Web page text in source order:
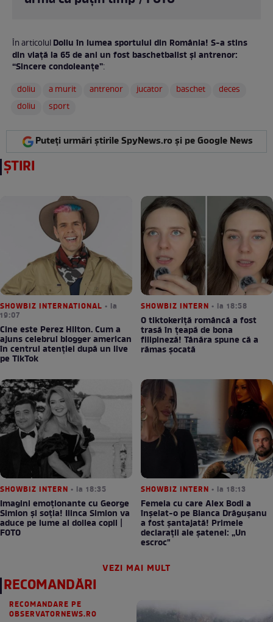
În articolulDoliu în lumea sportului din România! S-a stins
din viață la 65 de ani un fost baschetbalist și antrenor:
“Sincere condoleanțe”:
doliu
a murit antrenor jucator baschet
deces
doliu
sport
Puteți urmări știrile SpyNews.ro și pe Google News
ȘTIRI
SHOWBIZ INTERNATIONAL • la
19:07
Cine este Perez Hilton. Cum a
ajuns celebrul blogger american
în centrul atenției după un live
pe TikTok
SHOWBIZ INTERN • la 18:58
O tiktokeriță româncă a fost
trasă în țeapă de bona
filipineză! Tânăra spune că a
rămas șocată
SHOWBIZ INTERN • la 18:35
Imagini emoționante cu George
Simion și soția! Ilinca Simion va
aduce pe lume al doilea copil |
FOTO
SHOWBIZ INTERN • la 18:13
Femeia cu care Alex Bodi a
înșelat-o pe Bianca Drăgușanu
a fost șantajată! Primele
declarații ale șatenei: „Un
escroc"
VEZI MAI MULT
RECOMANDĂRI
RECOMANDARE PE
OBSERVATORNEWS.RO